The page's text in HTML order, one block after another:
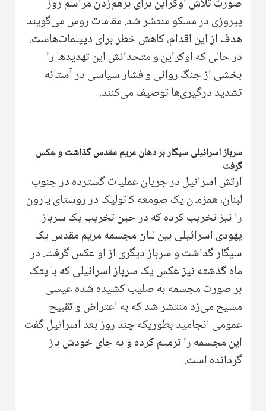
صورت تلاش اوکراین برای برهم‌زدن مراسم روز
پیروزی در مسکو منتشر شد. مقامات روس می‌گویند
هدف از این اقدام، کاهش خطر برای دیپلمات‌هاست،
در حالی که اوکراین و متحدانش این تهدیدها را
بخشی از جنگ روانی و فشار سیاسی در آستانه
تشدید درگیری‌ها توصیف می‌کنند.
سرباز اسرائیلی سیگار بر دهان مریم مقدس گذاشت و عکس
گرفت
ارتش اسرائیل در جریان عملیات گسترده در جنوب
لبنان، همزمان یک صومعه کاتولیک در روستای یارون
را نیز تخریب کرده که در حین تخریب یک سرباز
یهودی اسرائیلی بین لبان مجسمه مریم مقدس یک
سیگار گذاشت و سرباز دیگری از او عکس گرفت. در
ماه گذشته نیز عکس یک سرباز اسرائیلی که با پتک
بر صورت مجسمه به صلیب کشیده شده عیسی
مسیح می‌زد منتشر شد که به اعتراض و تقبیح
عمومی انجامید بطوریکه چند روز بعد اسرائیل گفت
این مجسمه را ترمیم کرده و به جای خودش باز
گردانده است.